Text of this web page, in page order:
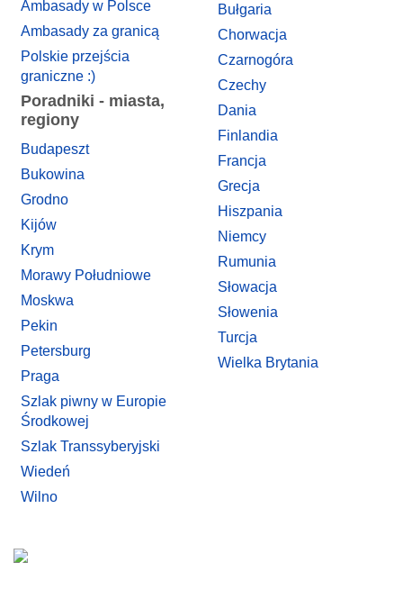
Ambasady w Polsce
Ambasady za granicą
Polskie przejścia
graniczne :)
Poradniki - miasta,
regiony
Budapeszt
Bukowina
Grodno
Kijów
Krym
Morawy Południowe
Moskwa
Pekin
Petersburg
Praga
Szlak piwny w Europie
Środkowej
Szlak Transsyberyjski
Wiedeń
Wilno
Bułgaria
Chorwacja
Czarnogóra
Czechy
Dania
Finlandia
Francja
Grecja
Hiszpania
Niemcy
Rumunia
Słowacja
Słowenia
Turcja
Wielka Brytania